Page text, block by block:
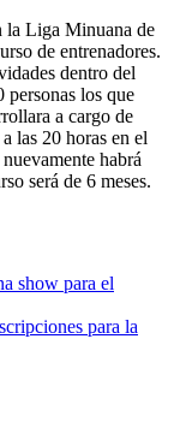
la Liga Minuana de
de entrenadores.
dentro del
los que
a cargo de
las 20 horas en el
habrá
será de 6 meses.
show para el
para la